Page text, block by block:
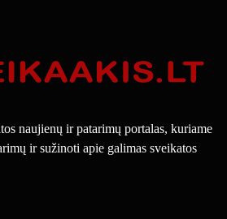
naujienų ir patarimų portalas, kuriame
ir sužinoti apie galimas sveikatos